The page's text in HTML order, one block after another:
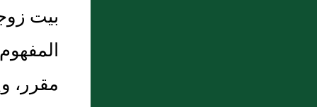
بيت
مقرر،